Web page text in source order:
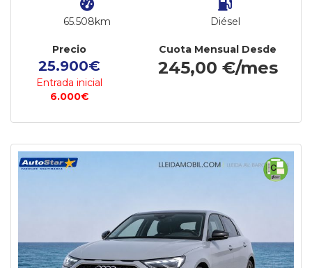
65.508km Diésel
Precio
25.900€
Entrada inicial
6.000€
Cuota Mensual Desde
245,00 €/mes